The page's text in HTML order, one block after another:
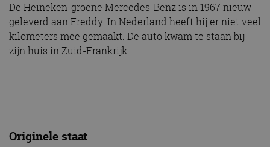
De Heineken-groene Mercedes-Benz is in 1967 nieuw
geleverd aan Freddy. In Nederland heeft hij er niet veel
kilometers mee gemaakt. De auto kwam te staan bij
zijn huis in Zuid-Frankrijk.
Originele staat